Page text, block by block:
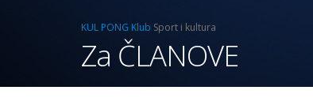
KUL PONG Klub Sport i kultura
Za ČLANOVE